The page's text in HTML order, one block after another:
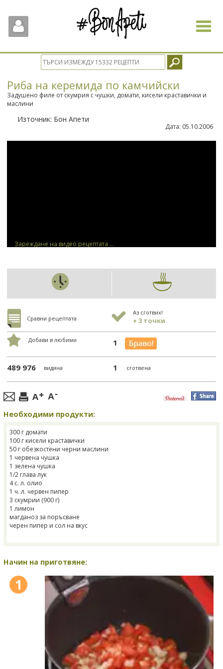
Toggle
Риба на керемида по камчийски
Задушено филе от скумрия с чушки, домати, кисели краставички и
маслини
Източник: Бон Апети
Дата: 05.10.2006
Зареждане на видео рецептата ...
Сравни рецептата
Аз сготвих!
+ 3 точки
Добави в любими 1
489 976 видяна 1 сготвена
Необходими продукти:
300 г домати
100 г кисели краставички
50 г обезкостени черни маслини
1 червена чушка
1 зелена чушка
1/2 глава лук
4 с. л. олио
1 ч. л. червен пипер
3 скумрии (900 г)
1 лимон
магданоз за поръсване
черен пипер и сол на вкус
Начин на приготвяне:
1